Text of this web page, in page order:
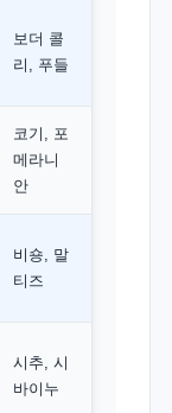
보더 콜
리, 푸들
코기, 포
메라니
안
비숑, 말
티즈
시추, 시
바이누